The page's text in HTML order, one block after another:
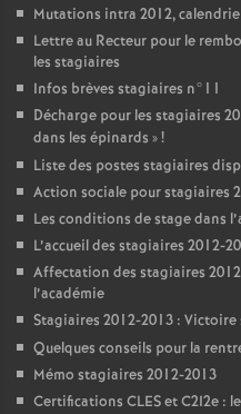
Mutations intra 2012,
Lettre au Recteur pour le
les stagiaires
Infos brèves stagiaires n°11
Décharge pour les stagiaires
dans les épinards »!
Liste des postes stagiaires
Action sociale pour stagiaires
Les conditions de stage dans
L’accueil des stagiaires 2012-
Affectation des stagiaires
l’académie
Stagiaires 2012-2013 : Victoire
Quelques conseils pour la
Mémo stagiaires 2012-2013
Certifications CLESet C2I2e :